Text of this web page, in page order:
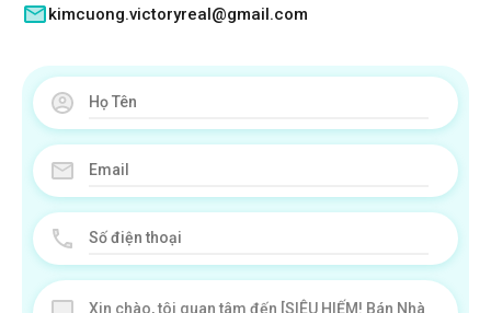
kimcuong.victoryreal@gmail.com